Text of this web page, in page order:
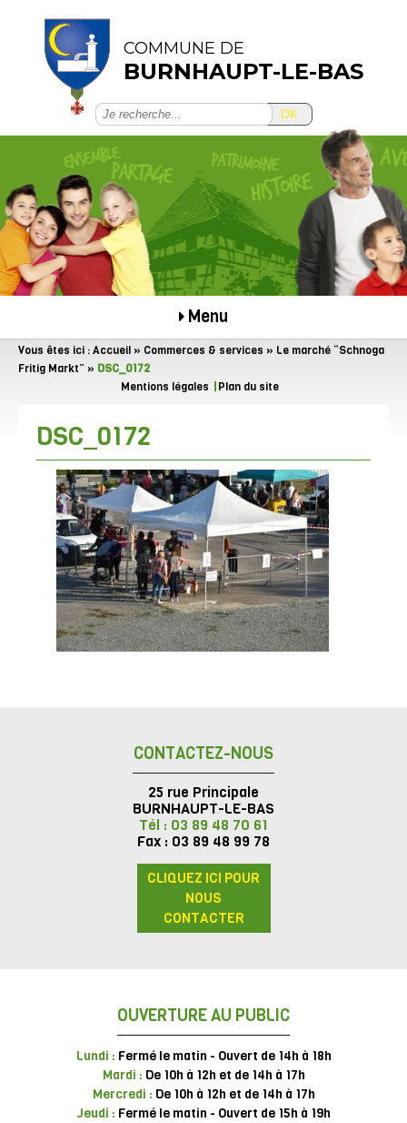
COMMUNE DE
BURNHAUPT-LE-BAS
OK
Menu
Vous êtes ici :Accueil » Commerces & services » Le marché “Schnoga
Fritig Markt” » DSC_0172
Mentions légales
Plan du site
DSC_0172
CONTACTEZ-NOUS
25 rue Principale
BURNHAUPT-LE-BAS
Tél : 03 89 48 70 61
Fax : 03 89 48 99 78
CLIQUEZ ICI POUR
NOUS
CONTACTER
OUVERTURE AU PUBLIC
Lundi : Fermé le matin - Ouvert de 14h à 18h
Mardi : De 10h à 12h et de 14h à 17h
Mercredi : De 10h à 12h et de 14h à 17h
Jeudi : Fermé le matin - Ouvert de 15h à 19h